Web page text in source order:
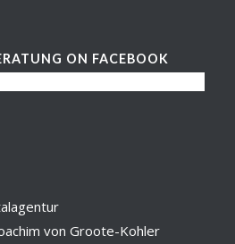
ON FACEBOOK
von Groote-Kohler